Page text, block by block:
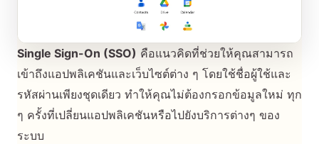
Single Sign-On (SSO) คือแนวคิดที่ช่วยให้คุณสามารถ
เข้าถึงแอปพลิเคชันและเว็บไซต์ต่าง ๆ โดยใช้ชื่อผู้ใช้และ
รหัสผ่านเพียงชุดเดียว ทำให้คุณไม่ต้องกรอกข้อมูลใหม่ ทุก
ๆ ครั้งที่เปลี่ยนแอปพลิเคชันหรือไปยังบริการต่างๆ ของ
ระบบ